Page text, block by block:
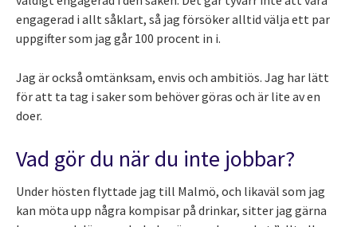
engagerad i allt såklart, så jag försöker alltid välja ett par
uppgifter som jag går 100 procent in i.
Jag är också omtänksam, envis och ambitiös. Jag har lätt
för att ta tag i saker som behöver göras och är lite av en
doer.
Vad gör du när du inte jobbar?
Under hösten flyttade jag till Malmö, och likaväl som jag
kan möta upp några kompisar på drinkar, sitter jag gärna